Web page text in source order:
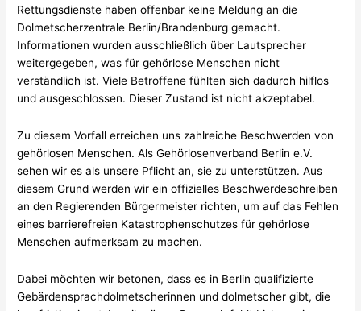
Rettungsdienste haben offenbar keine Meldung an die
Dolmetscherzentrale Berlin/Brandenburg gemacht.
Informationen wurden ausschließlich über Lautsprecher
weitergegeben, was für gehörlose Menschen nicht
verständlich ist. Viele Betroffene fühlten sich dadurch hilflos
und ausgeschlossen. Dieser Zustand ist nicht akzeptabel.
Zu diesem Vorfall erreichen uns zahlreiche Beschwerden von
gehörlosen Menschen. Als Gehörlosenverband Berlin e.V.
sehen wir es als unsere Pflicht an, sie zu unterstützen. Aus
diesem Grund werden wir ein offizielles Beschwerdeschreiben
an den Regierenden Bürgermeister richten, um auf das Fehlen
eines barrierefreien Katastrophenschutzes für gehörlose
Menschen aufmerksam zu machen.
Dabei möchten wir betonen, dass es in Berlin qualifizierte
Gebärdensprachdolmetscherinnen und dolmetscher gibt, die